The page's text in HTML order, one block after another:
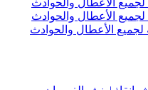
الأعطال والحوادث
الأعطال والحوادث
الأعطال والحوادث